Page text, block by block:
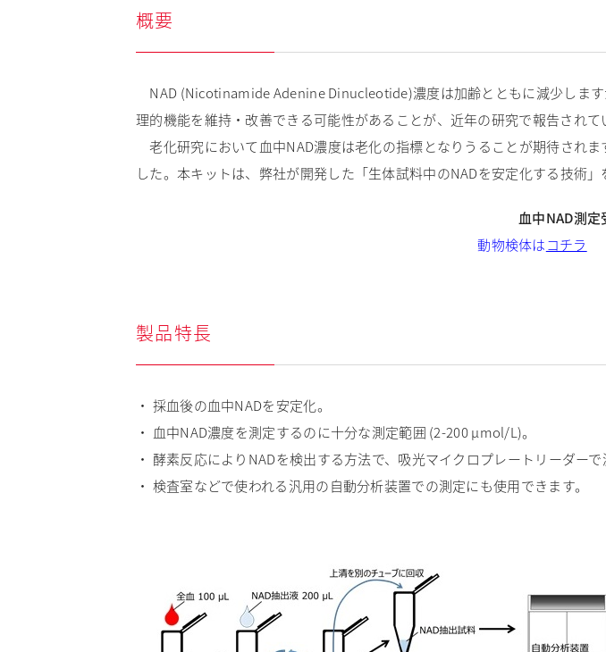
概要
NAD (Nicotinamide Adenine Dinucleotide)濃度は加齢とともに減少しま
理的機能を維持・改善できる可能性があることが、近年の研究で報告されて
老化研究において血中NAD濃度は老化の指標となりうることが期待され
した。本キットは、弊社が開発した「生体試料中のNADを安定化する技術
血中NAD測
動物検体はコチラ
製品特長
・ 採血後の血中NADを安定化。
・ 血中NAD濃度を測定するのに十分な測定範囲 (2-200 µmol/L)。
・ 酵素反応によりNADを検出する方法で、吸光マイクロプレートリーダーで
・ 検査室などで使われる汎用の自動分析装置での測定にも使用できます。